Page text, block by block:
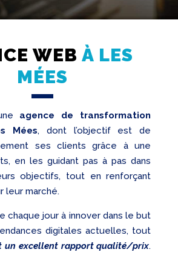
WEBÀ LES
MÉES
agence de transformation
Mées, dont l’objectif est de
ses clients grâce à une
en les guidant pas à pas dans
objectifs, tout en renforçant
leur marché.
chaque jour à innover dans le but
digitales actuelles, tout
un excellent rapport qualité/prix.